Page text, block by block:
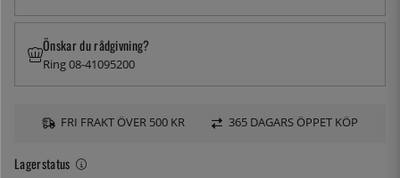
Lagerstatus
Önskar du rådgivning?
Ring 08-41095200
FRI FRAKT ÖVER 500 KR 365 DAGARS ÖPPET KÖP